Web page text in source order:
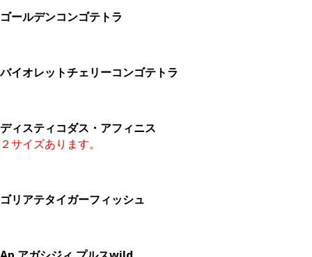
ゴールデンコンゴテトラ
バイオレットチェリーコンゴテトラ
ディスティコダス・アフィニス
２サイズあります。
ゴリアテタイガーフィッシュ